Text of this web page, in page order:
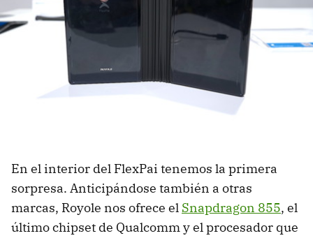
En el interior del FlexPai tenemos la primera
sorpresa. Anticipándose también a otras
marcas, Royole nos ofrece el Snapdragon 855, el
último chipset de Qualcomm y el procesador que